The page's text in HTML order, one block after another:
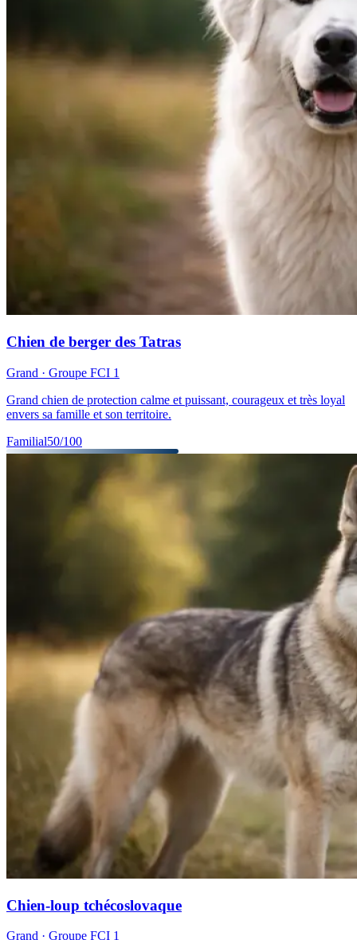
Chien de berger des Tatras
Grand · Groupe FCI 1
Grand chien de protection calme et puissant, courageux et très loyal
envers sa famille et son territoire.
Familial50/100
Chien-loup tchécoslovaque
Grand · Groupe FCI 1